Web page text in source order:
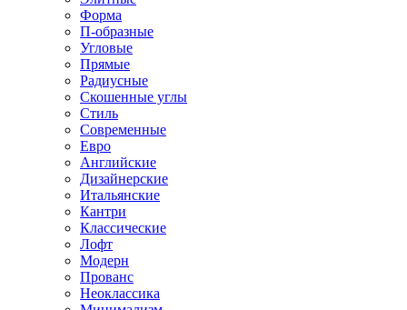
Форма
П-образные
Угловые
Прямые
Радиусные
Скошенные углы
Стиль
Современные
Евро
Английские
Дизайнерские
Итальянские
Кантри
Классические
Лофт
Модерн
Прованс
Неоклассика